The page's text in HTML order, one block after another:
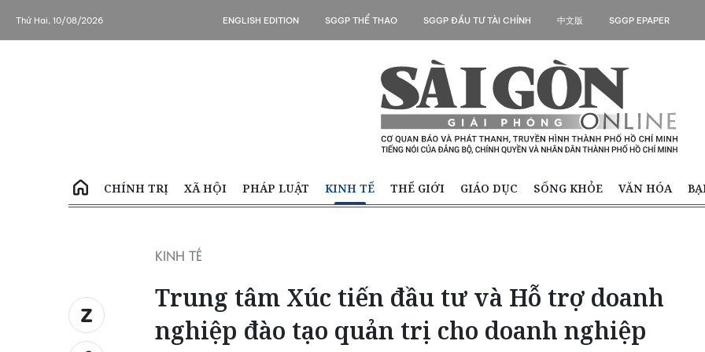
Thứ Hai, 10/08/2026 ENGLISH EDITION SGGP THỂ THAO SGGP ĐẦU TƯ TÀI CHÍNH 中文版 SGGP EPAPER
CHÍNH TRỊ XÃ HỘI PHÁP LUẬT KINH TẾ THẾ GIỚI GIÁO DỤC SỐNG KHỎE VĂN HÓA
KINH TẾ
Trung tâm Xúc tiến đầu tư và Hỗ trợ doanh
nghiệp đào tạo quản trị cho doanh nghiệp